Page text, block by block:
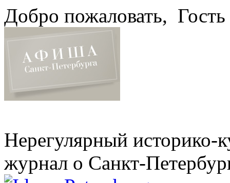
Добро пожаловать, Гость
Нерегулярный историко-
журнал о Санкт-